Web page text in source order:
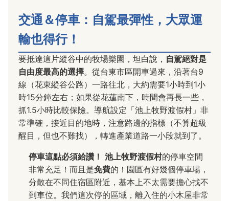
交通＆停車：自駕最彈性，大眾運
輸也得行！
要抵達這片縱谷中的牧場樂園，坦白說， 自駕絕對是
自由度最高的選擇。從台東市區開車過來，沿著台9
線（花東縱谷公路）一路往北，大約需要1小時到1小
時15分鐘左右；如果從花蓮南下，時間會再長一些，
抓1.5小時比較保險。導航設定「池上牧野渡假村」非
常準確，接近目的地時，注意路邊的指標（不算超級
醒目，但也不難找），轉進產業道路一小段就到了。
停車這點必須給讚！ 池上牧野渡假村的停車空間
非常充足！而且是免費的！園區有好幾個停車場，
分散在不同住宿區附近，基本上不太需要擔心找不
到車位。我們這次停的區域，離入住的小木屋非常